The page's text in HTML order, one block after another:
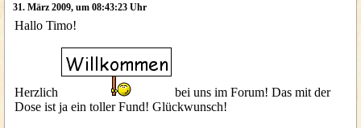
31. März 2009, um 08:43:23 Uhr
Hallo Timo!
Herzlich
bei uns im Forum! Das mit der
Dose ist ja ein toller Fund! Glückwunsch!